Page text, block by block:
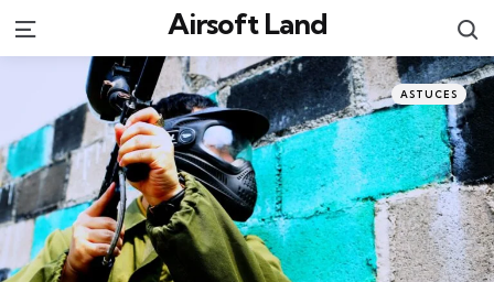
Menu Airsoft Land
Categories
Posted
in
ASTUCES